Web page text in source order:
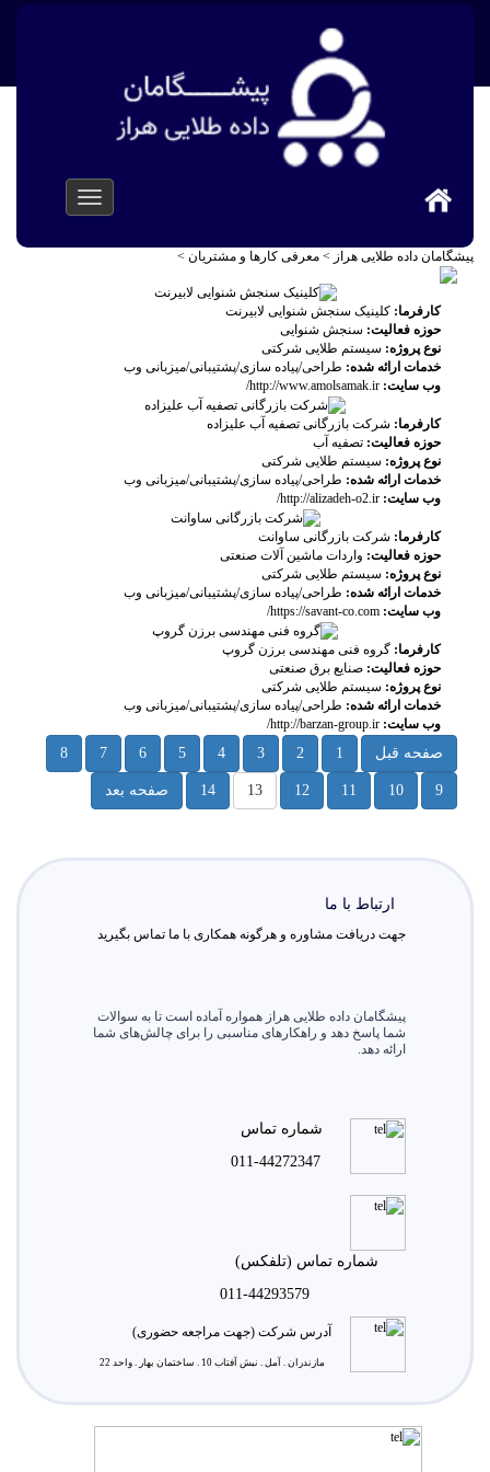
پیشگامان داده طلایی هراز > معرفی کارها و مشتریان >
کارفرما: کلینیک سنجش شنوایی لابیرنت
حوزه فعالیت: سنجش شنوایی
نوع پروژه: سیستم طلایی شرکتی
خدمات ارائه شده: طراحی/پیاده سازی/پشتیبانی/میزبانی وب
وب سایت:
کارفرما: شرکت بازرگانی تصفیه آب علیزاده
حوزه فعالیت: تصفیه آب
نوع پروژه: سیستم طلایی شرکتی
خدمات ارائه شده: طراحی/پیاده سازی/پشتیبانی/میزبانی وب
وب سایت:
کارفرما: شرکت بازرگانی ساوانت
حوزه فعالیت: واردات ماشین آلات صنعتی
نوع پروژه: سیستم طلایی شرکتی
خدمات ارائه شده: طراحی/پیاده سازی/پشتیبانی/میزبانی وب
وب سایت:
کارفرما: گروه فنی مهندسی برزن گروپ
حوزه فعالیت: صنایع برق صنعتی
نوع پروژه: سیستم طلایی شرکتی
خدمات ارائه شده: طراحی/پیاده سازی/پشتیبانی/میزبانی وب
وب سایت:
صفحه قبل 1
2
3
4
5
6
7
8
9
10
11
12
13
14 صفحه بعد
ارتباط با ما
جهت دریافت مشاوره و هرگونه همکاری با ما تماس بگیرید
پیشگامان داده طلایی هراز همواره آماده است تا به سوالات
شما پاسخ دهد و راهکارهای مناسبی را برای چالش‌های شما
ارائه دهد.
شماره تماس
011-44272347
شماره تماس (تلفکس)
011-44293579
آدرس شرکت (جهت مراجعه حضوری)
مازندران . آمل . نبش آفتاب 10 . ساختمان بهار . واحد 22